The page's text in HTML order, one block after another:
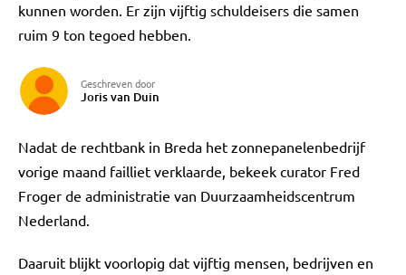
kunnen worden. Er zijn vijftig schuldeisers die samen
ruim 9 ton tegoed hebben.
Geschreven door
Joris van Duin
Nadat de rechtbank in Breda het zonnepanelenbedrijf
vorige maand failliet verklaarde, bekeek curator Fred
Froger de administratie van Duurzaamheidscentrum
Nederland.
Daaruit blijkt voorlopig dat vijftig mensen, bedrijven en